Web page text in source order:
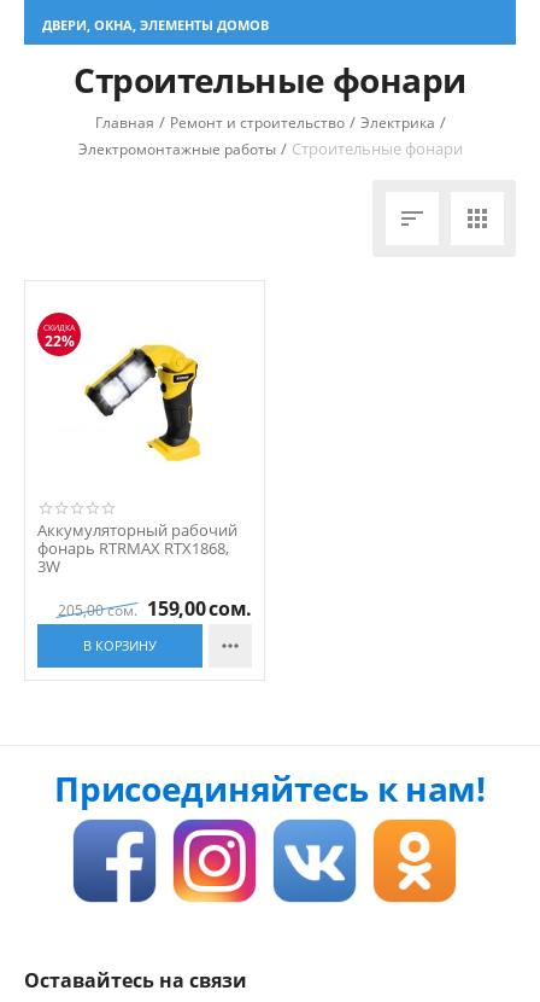
ДВЕРИ, ОКНА, ЭЛЕМЕНТЫ ДОМОВ
Строительные фонари
Главная / Ремонт и строительство / Электрика /
Электромонтажные работы / Строительные фонари
 
СКИДКА
22%
Аккумуляторный рабочий
фонарь RTRMAX RTX1868,
3W
205,00сом. 159,00сом.
В КОРЗИНУ 
Присоединяйтесь к нам!
Оставайтесь на связи